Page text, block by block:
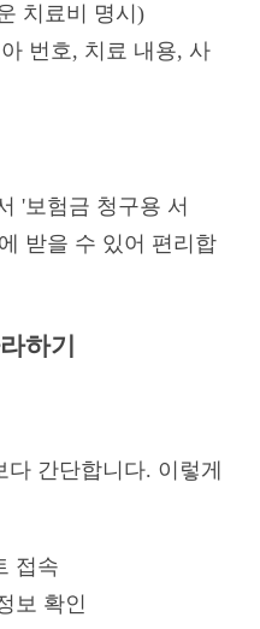
치료비 명시)
번호, 치료 내용, 사
'보험금 청구용 서
받을 수 있어 편리합
하기
간단합니다. 이렇게
접속
보 확인